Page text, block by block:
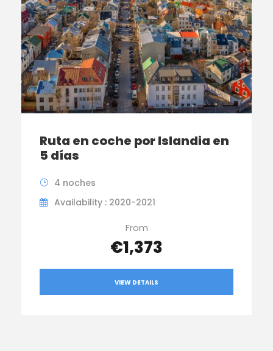
Ruta en coche por Islandia en
5 días
4 noches
Availability : 2020-2021
From
€1,373
VIEW DETAILS